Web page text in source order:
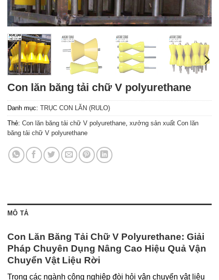
Con lăn băng tải chữ V polyurethane
Danh mục: TRỤC CON LĂN (RULO)
Thẻ: Con lăn băng tải chữ V polyurethane xưởng sản xuất Con lăn
băng tải chữ V polyurethane
MÔ TẢ
Con Lăn Băng Tải Chữ V Polyurethane: Giải
Pháp Chuyên Dụng Nâng Cao Hiệu Quả Vận
Chuyển Vật Liệu Rời
Trong các ngành công nghiệp đòi hỏi vận chuyển vật liệu